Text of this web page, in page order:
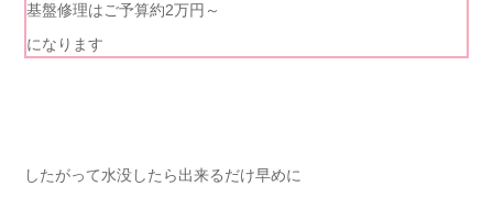
基盤修理はご予算約2万円～
になります
したがって水没したら出来るだけ早めに